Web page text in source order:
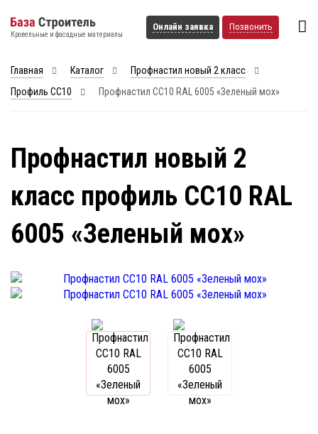
Кровельные и фасадные материалы
Онлайн заявка Позвонить
Главная Каталог
Профнастил новый 2 класс
Профиль СС10
Профнастил СС10 RAL 6005 «Зеленый мох»
Профнастил новый 2
класс профиль СС10 RAL
6005 «Зеленый мох»